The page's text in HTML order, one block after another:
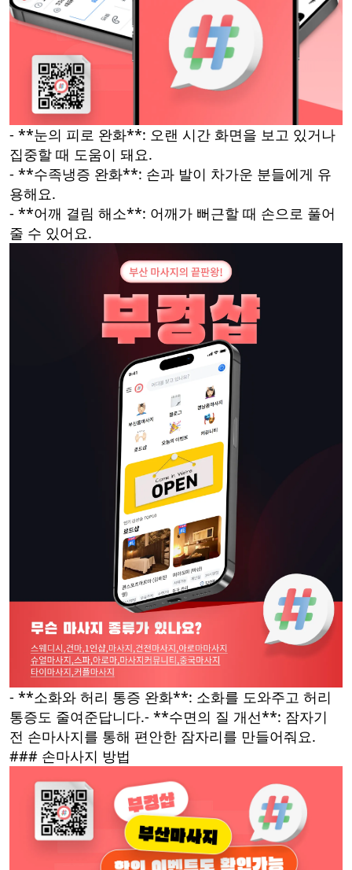
- **눈의 피로 완화**: 오랜 시간 화면을 보고 있거나
집중할 때 도움이 돼요.
- **수족냉증 완화**: 손과 발이 차가운 분들에게 유
용해요.
- **어깨 결림 해소**: 어깨가 뻐근할 때 손으로 풀어
줄 수 있어요.
- **소화와 허리 통증 완화**: 소화를 도와주고 허리
통증도 줄여준답니다.- **수면의 질 개선**: 잠자기
전 손마사지를 통해 편안한 잠자리를 만들어줘요.
### 손마사지 방법